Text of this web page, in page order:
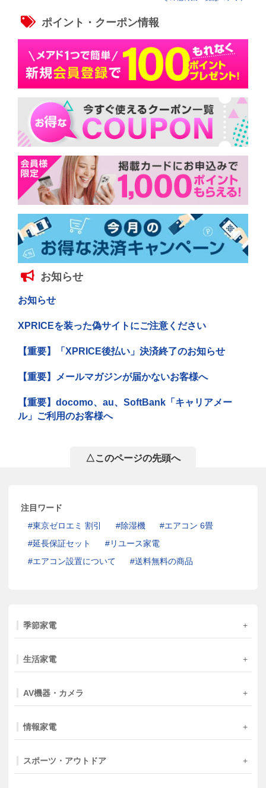
ポイント・クーポン情報
お知らせ
お知らせ
XPRICEを装った偽サイトにご注意ください
【重要】「XPRICE後払い」決済終了のお知らせ
【重要】メールマガジンが届かないお客様へ
【重要】docomo、au、SoftBank「キャリアメー
ル」ご利用のお客様へ
△このページの先頭へ
注目ワード
東京ゼロエミ 割引
除湿機
エアコン 6畳
延長保証セット
リユース家電
エアコン設置について
送料無料の商品
季節家電
生活家電
AV機器・カメラ
情報家電
スポーツ・アウトドア